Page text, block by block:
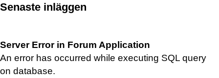
Senaste inläggen
Server Error in Forum Application
An error has occurred while executing SQL query
on database.